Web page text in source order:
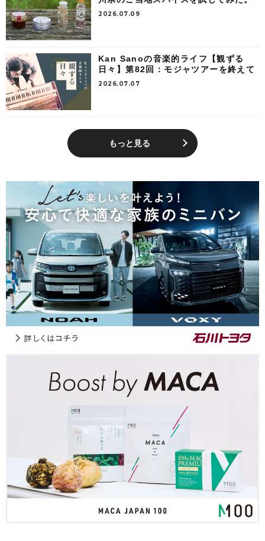
2026.07.09
Kan Sanoの音楽的ライフ【観ずる
日々】第82回：モジャツアーを終えて
2026.07.07
もっと見る